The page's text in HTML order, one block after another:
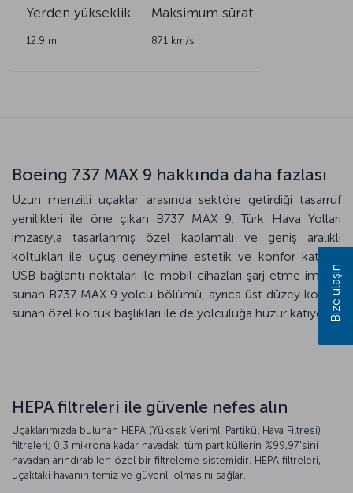
Yerden yükseklik
12.9 m
Maksimum sürat
871 km/s
Boeing 737 MAX 9 hakkında daha fazlası
Uzun menzilli uçaklar arasında sektöre getirdiği tasarruf
yenilikleri ile öne çıkan B737 MAX 9, Türk Hava Yolları
imzasıyla tasarlanmış özel kaplamalı ve geniş aralıklı
koltukları ile uçuş deneyimine estetik ve konfor katıyor.
USB bağlantı noktaları ile mobil cihazları şarj etme imkanı
sunan B737 MAX 9 yolcu bölümü, ayrıca üst düzey konfor
sunan özel koltuk başlıkları ile de yolculuğa huzur katıyor.
HEPA filtreleri ile güvenle nefes alın
Uçaklarımızda bulunan HEPA (Yüksek Verimli Partikül Hava Filtresi)
filtreleri; 0,3 mikrona kadar havadaki tüm partiküllerin %99,97'sini
havadan arındırabilen özel bir filtreleme sistemidir. HEPA filtreleri,
uçaktaki havanın temiz ve güvenli olmasını sağlar.
Bize ulaşın